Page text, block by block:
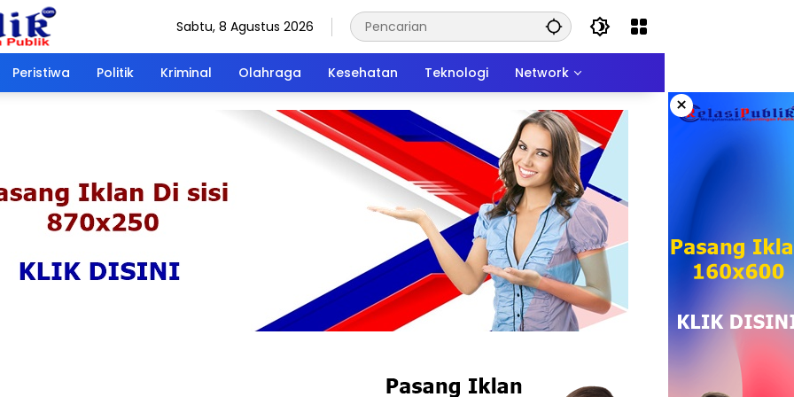
Sabtu, 8 Agustus 2026
Peristiwa Politik Kriminal Olahraga Kesehatan Teknologi Network
×